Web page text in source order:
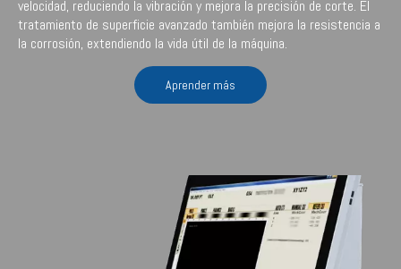
velocidad, reduciendo la vibración y mejora la precisión de corte. El
tratamiento de superficie avanzado también mejora la resistencia a
la corrosión, extendiendo la vida útil de la máquina.
Aprender más